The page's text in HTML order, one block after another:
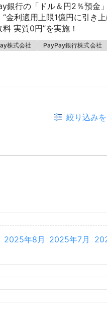
銀行の「ドル＆円2％預金
金利適用上限1億円に引き
実質0円”を実施！
株式会社 PayPay銀行株式会社
絞り込み
2026年3月 2026年2月
2025年8月 2025年7月
2024年8月 2024年7月
2023年8月 2023年7月